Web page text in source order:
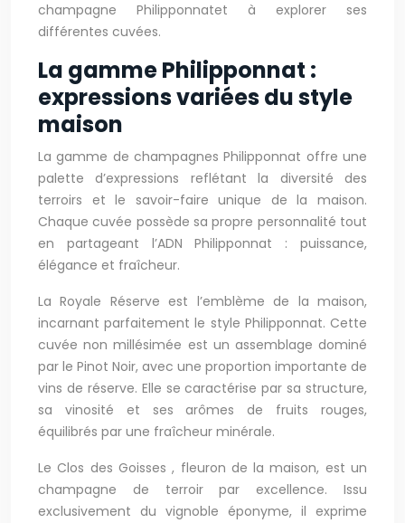
champagne Philipponnatet à explorer ses
différentes cuvées.
La gamme Philipponnat :
expressions variées du style
maison
La gamme de champagnes Philipponnat offre une
palette d’expressions reflétant la diversité des
terroirs et le savoir-faire unique de la maison.
Chaque cuvée possède sa propre personnalité tout
en partageant l’ADN Philipponnat : puissance,
élégance et fraîcheur.
La Royale Réserve est l’emblème de la maison,
incarnant parfaitement le style Philipponnat. Cette
cuvée non millésimée est un assemblage dominé
par le Pinot Noir, avec une proportion importante de
vins de réserve. Elle se caractérise par sa structure,
sa vinosité et ses arômes de fruits rouges,
équilibrés par une fraîcheur minérale.
Le Clos des Goisses , fleuron de la maison, est un
champagne de terroir par excellence. Issu
exclusivement du vignoble éponyme, il exprime